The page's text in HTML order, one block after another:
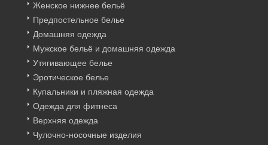
Женское нижнее бельё
Предпостельное белье
Домашняя одежда
Мужское бельё и домашняя одежда
Утягивающее белье
Эротическое белье
Купальники и пляжная одежда
Одежда для фитнеса
Верхняя одежда
Чулочно-носочные изделия